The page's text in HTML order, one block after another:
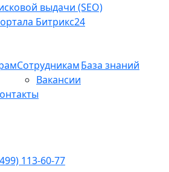
выдачи (SEO)
Битрикс24
Сотрудникам
Вакансии
База знаний
113-60-77